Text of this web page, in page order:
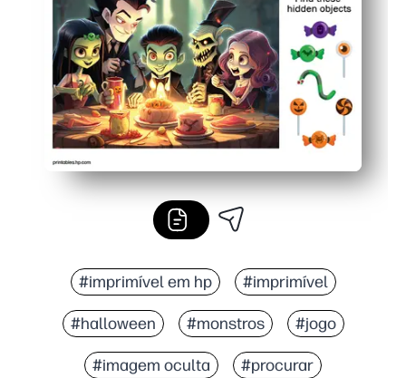
#imprimível em hp #imprimível
#halloween #monstros #jogo
#imagem oculta #procurar